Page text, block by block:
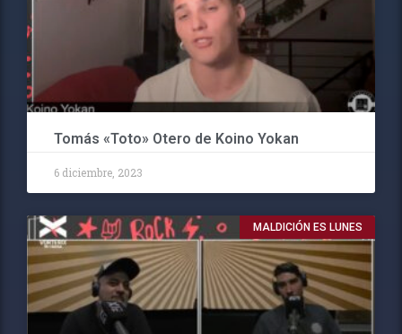
Tomás «Toto» Otero de Koino Yokan
6 diciembre, 2023
MALDICIÓN ES LUNES